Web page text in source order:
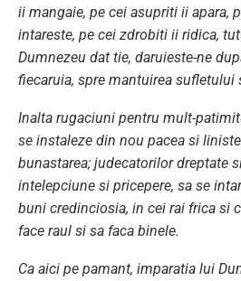
ii mangaie, pe cei asupriti ii apara,
intareste, pe cei zdrobiti ii ridica,
Dumnezeu dat tie, daruieste-ne
fiecaruia, spre mantuirea sufletului
Inalta rugaciuni pentru mult-
se instaleze din nou pacea si
bunastarea; judecatorilor dreptate
intelepciune si pricepere, sa se
buni credinciosia, in cei rai frica si
face raul si sa faca binele.
Ca aici pe pamant, imparatia lui